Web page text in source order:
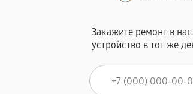
Закажите ремонт в
устройство в тот же